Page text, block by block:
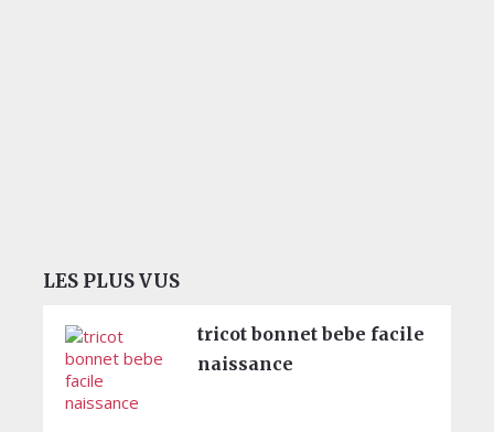
LES PLUS VUS
tricot bonnet bebe facile
naissance